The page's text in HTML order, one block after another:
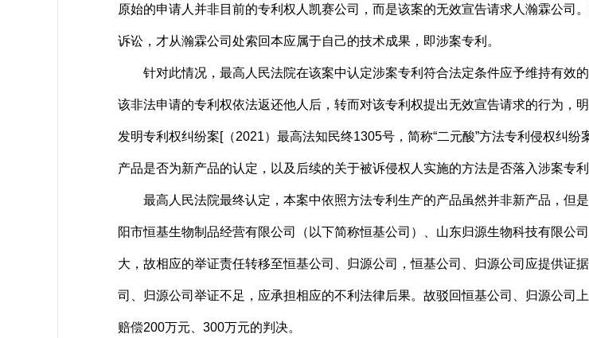
原始的申请人并非目前的专利权人凯赛公司，而是该案的无效宣告请求人瀚霖公司
诉讼，才从瀚霖公司处索回本应属于自己的技术成果，即涉案专利。
针对此情况，最高人民法院在该案中认定涉案专利符合法定条件应予维持有效
该非法申请的专利权依法返还他人后，转而对该专利权提出无效宣告请求的行为，
发明专利权纠纷案[（2021）最高法知民终1305号，简称“二元酸”方法专利侵权纠
产品是否为新产品的认定，以及后续的关于被诉侵权人实施的方法是否落入涉案专
最高人民法院最终认定，本案中依照方法专利生产的产品虽然并非新产品，但
阳市恒基生物制品经营有限公司（以下简称恒基公司）、山东归源生物科技有限公
大，故相应的举证责任转移至恒基公司、归源公司，恒基公司、归源公司应提供证
司、归源公司举证不足，应承担相应的不利法律后果。故驳回恒基公司、归源公司
赔偿200万元、300万元的判决。